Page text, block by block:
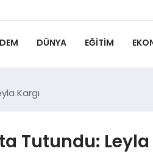
DÜNYA EĞITIM
Kargı
Tutundu: Leyla